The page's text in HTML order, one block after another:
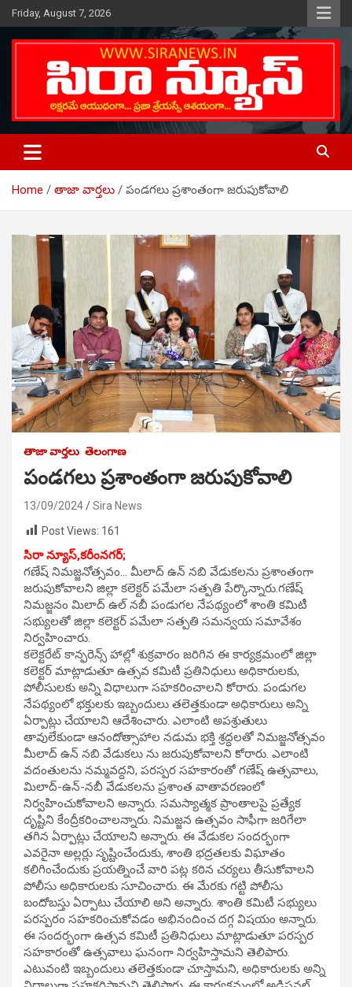
Skip
to
content
Friday, August 7, 2026
SIRA NEWS
Telugu Online News Daily
Home తాజా వార్తలు పండగలు ప్రశాంతంగా జరుపుకోవాలి
తాజా వార్తలు తెలంగాణ
పండగలు ప్రశాంతంగా జరుపుకోవాలి
13/09/2024
Sira News
Post Views: 161
సిరా న్యూస్,కరీంనగర్;
గణేష్ నిమజ్జనోత్సవం… మీలాద్ ఉన్ నబి వేడుకలను ప్రశాంతంగా
జరుపుకోవాలని జిల్లా కలెక్టర్ పమేలా సత్పతి పేర్కొన్నారు.గణేష్
నిమజ్జనం మిలాద్ ఉల్ నబీ పండుగల నేపథ్యంలో శాంతి కమిటీ
సభ్యులతో జిల్లా కలెక్టర్ పమేలా సత్పతి సమన్వయ సమావేశం
నిర్వహించారు.
కలెక్టరేట్ కాన్ఫరెన్స్ హాల్లో శుక్రవారం జరిగిన ఈ కార్యక్రమంలో జిల్లా
కలెక్టర్ మాట్లాడుతూ ఉత్సవ కమిటీ ప్రతినిధులు అధికారులకు,
పోలీసులకు అన్ని విధాలుగా సహకరించాలని కోరారు. పండుగల
నేపథ్యంలో భక్తులకు ఇబ్బందులు తలెత్తకుండా అధికారులు అన్ని
ఏర్పాట్లు చేయాలని ఆదేశించారు. ఎలాంటి అపశ్రుతులు
తావులేకుండా ఆనందోత్సాహాల నడుమ భక్తి శ్రద్ధలతో నిమజ్జనోత్సవం
మీలాద్ ఉన్ నబి వేడుకలు ను జరుపుకోవాలని కోరారు. ఎలాంటి
వదంతులను నమ్మవద్దని, పరస్పర సహకారంతో గణేష్ ఉత్సవాలు,
మిలాద్-ఉన్-నబీ వేడుకలను ప్రశాంత వాతావరణంలో
నిర్వహించుకోవాలని అన్నారు. సమస్యాత్మక ప్రాంతాలపై ప్రత్యేక
దృష్టిని కేంద్రీకరించాలన్నారు. నిమజ్జన ఉత్సవం సాఫీగా జరిగేలా
తగిన ఏర్పాట్లు చేయాలని అన్నారు. ఈ వేడుకల సందర్భంగా
ఎవరైనా అల్లర్లు సృష్టించేందుకు, శాంతి భద్రతలకు విఘాతం
కలిగించేందుకు ప్రయత్నించే వారి పట్ల కఠిన చర్యలు తీసుకోవాలని
పోలీసు అధికారులకు సూచించారు. ఈ మేరకు గట్టి పోలీసు
బందోబస్తు ఏర్పాటు చేయాలి అని అన్నారు. శాంతి కమిటీ సభ్యులు
పరస్పరం సహకరించుకోవడం అభినందించ దగ్గ విషయం అన్నారు.
ఈ సందర్భంగా ఉత్సవ కమిటీ ప్రతినిధులు మాట్లాడుతూ పరస్పర
సహకారంతో ఉత్సవాలు ఘనంగా నిర్వహిస్తామని తెలిపారు.
ఎటువంటి ఇబ్బందులు తలెత్తకుండా చూస్తామని, అధికారులకు అన్ని